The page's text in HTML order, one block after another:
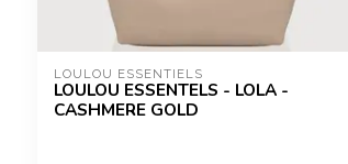
LOULOU ESSENTIELS
LOULOU ESSENTELS - LOLA -
CASHMERE GOLD